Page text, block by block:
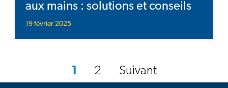
aux mains : solutions et conseils
19 février 2025
1 2 Suivant